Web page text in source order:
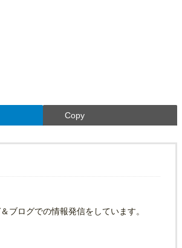
Copy
ブログでの情報発信をしています。